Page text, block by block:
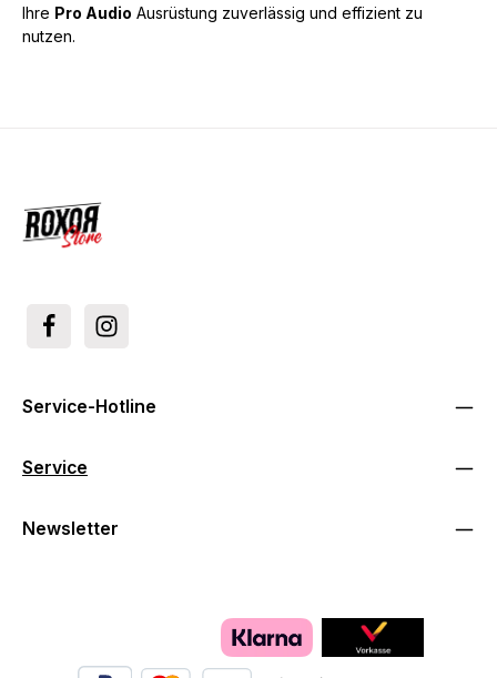
Ihre Pro Audio Ausrüstung zuverlässig und effizient zu
nutzen.
Service-Hotline
Service
Newsletter